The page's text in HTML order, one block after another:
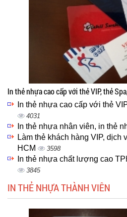
In thẻ nhựa cao cấp với thẻ VIP, thẻ
In thẻ nhựa cao cấp với thẻ
4031
In thẻ nhựa nhân viên, in thẻ
Làm thẻ khách hàng VIP, dịch
HCM
3598
In thẻ nhựa chất lượng cao
3845
IN THẺ NHỰA THÀNH VIÊN